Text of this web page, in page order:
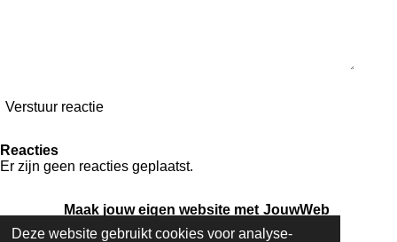
Deze website gebruikt cookies voor analyse-
Verstuur reactie
Reacties
Er zijn geen reacties geplaatst.
Maak jouw eigen website met JouwWeb